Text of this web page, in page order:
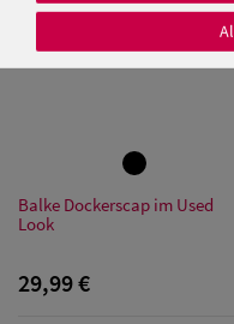
Baseball Caps
Damen UV-
Balke Dockerscap im Used
Look
29,99 €